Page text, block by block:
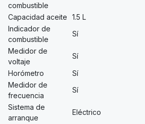
combustible
Capacidad aceite
1.5 L
Indicador de
combustible
Sí
Medidor de
voltaje
Sí
Horómetro
Sí
Medidor de
frecuencia
Sí
Sistema de
arranque
Eléctrico